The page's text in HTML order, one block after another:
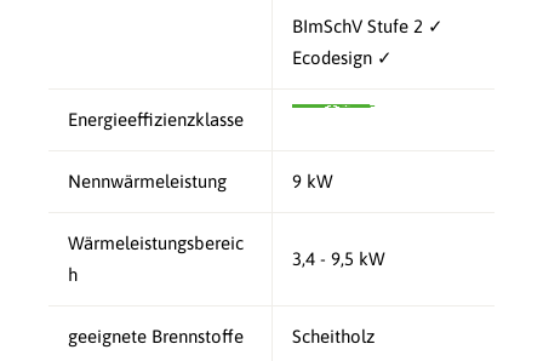
BImSchV Stufe 2 ✓
Ecodesign ✓
Energieeffizienzklasse
Nennwärmeleistung 9 kW
Wärmeleistungsbereic
h
3,4 - 9,5 kW
geeignete Brennstoffe Scheitholz